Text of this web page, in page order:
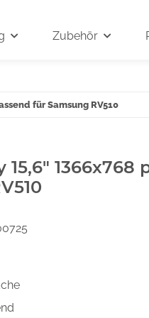
Zubehör
für Samsung RV510
15,6" 1366x768